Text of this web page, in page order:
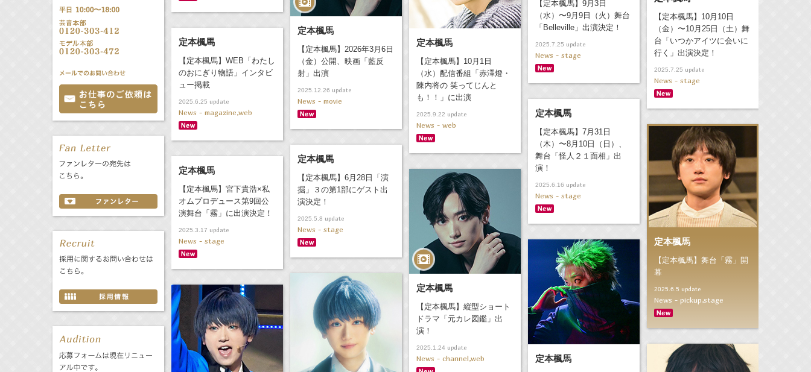
定本楓馬
【定本楓馬】2026年3月6日
（金）公開、映画「藍反
射」出演
2025.12.26 update
News - movie
定本楓馬
【定本楓馬】10月1日
（水）配信番組「赤澤燈・
陳内将の 笑ってじんと
も！！」に出演
2025.9.22 update
News - web
【定本楓馬】9月3日
（水）〜9月9日（火）舞台
「Belleville」出演決定！
2025.7.25 update
News - stage
【定本楓馬】10月10日
（金）〜10月25日（土）舞
台「いつかアイツに会いに
行く」出演決定！
2025.7.25 update
News - stage
定本楓馬
【定本楓馬】WEB「わたし
のおにぎり物語」インタビ
ュー掲載
2025.6.25 update
News - magazine,web 定本楓馬
【定本楓馬】7月31日
（木）〜8月10日（日）、
舞台「怪人２１面相」出
演！
2025.6.16 update
News - stage
定本楓馬
【定本楓馬】舞台「霧」開
幕
2025.6.5 update
News - pickup,stage
定本楓馬
【定本楓馬】6月28日「演
掘」３の第1部にゲスト出
演決定！
2025.5.8 update
News - stage
定本楓馬
【定本楓馬】宮下貴浩×私
オムプロデュース第9回公
演舞台「霧」に出演決定！
2025.3.17 update
News - stage
定本楓馬
【定本楓馬】縦型ショート
ドラマ「元カレ図鑑」出
演！
2025.1.24 update
News - channel,web 定本楓馬
Radio
文化事業部 クリエイター
誕生日 8/6
あ か
さ
た
な
は
ま
や
ら
わ